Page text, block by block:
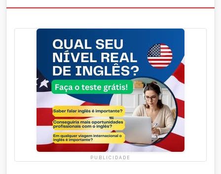
PUBLICIDADE